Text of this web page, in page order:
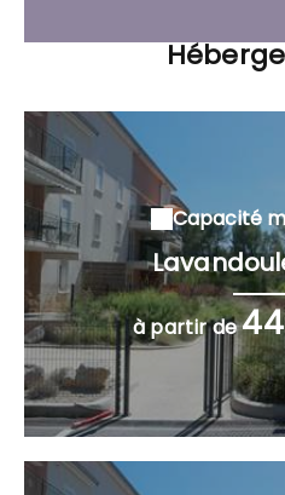
Capacité
à partir de